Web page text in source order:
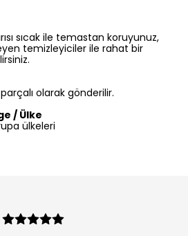
sıcak ile temastan koruyunuz,
temizleyiciler ile rahat bir
olarak gönderilir.
/ Ülke
ülkeleri